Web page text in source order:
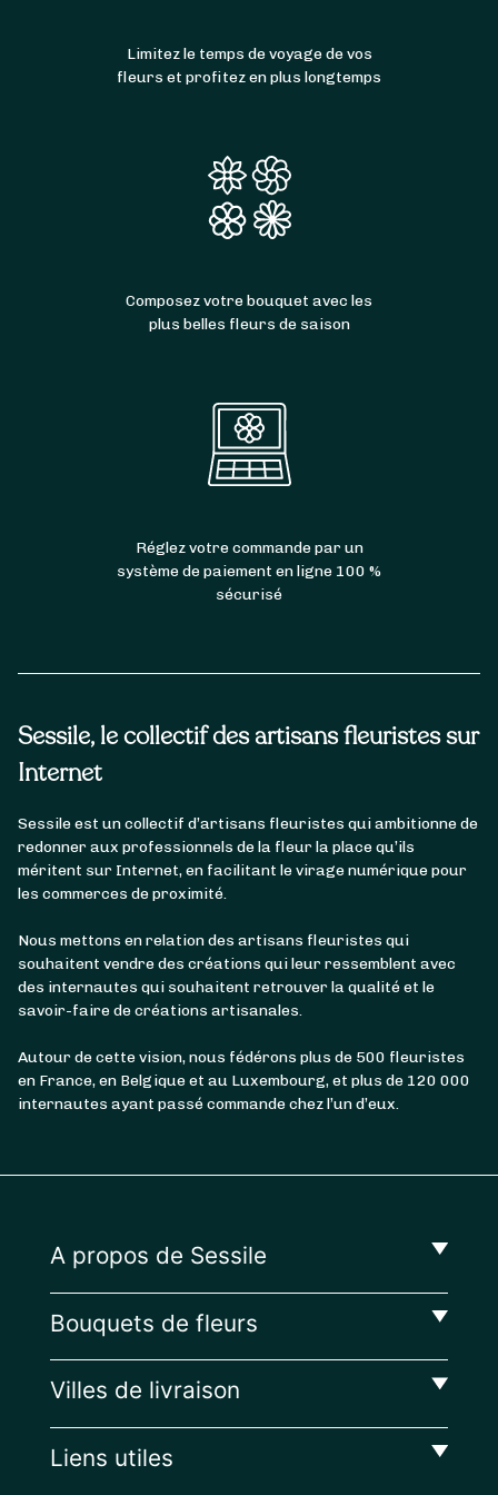
Sessile, le collectif des artisans fleuristes sur
Internet
Sessile est un collectif d’artisans fleuristes qui ambitionne de
redonner aux professionnels de la fleur la place qu’ils
méritent sur Internet, en facilitant le virage numérique pour
les commerces de proximité.
Nous mettons en relation des artisans fleuristes qui
souhaitent vendre des créations qui leur ressemblent avec
des internautes qui souhaitent retrouver la qualité et le
savoir-faire de créations artisanales.
Autour de cette vision, nous fédérons plus de 500 fleuristes
en France, en Belgique et au Luxembourg, et plus de 120 000
internautes ayant passé commande chez l’un d’eux.
Limitez le temps de voyage de vos
fleurs et profitez en plus longtemps
Composez votre bouquet avec les
plus belles fleurs de saison
Réglez votre commande par un
système de paiement en ligne 100 %
sécurisé
A propos de Sessile
Bouquets de fleurs
Villes de livraison
Liens utiles